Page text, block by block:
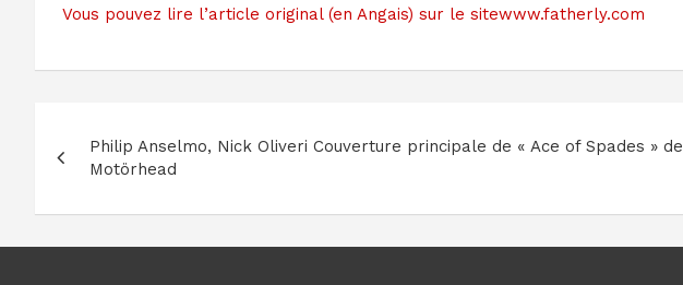
Vous pouvez lire l’article original (en Angais) sur le sitewww.fatherly.com
de
l’article
Philip Anselmo, Nick Oliveri Couverture principale de « Ace of Spades » de
Motörhead